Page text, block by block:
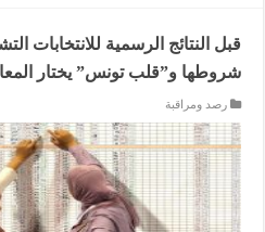
قبل النتائج الرسمية للانتخابات
شروطها و”قلب تونس” يختار
رصد ومراقبة